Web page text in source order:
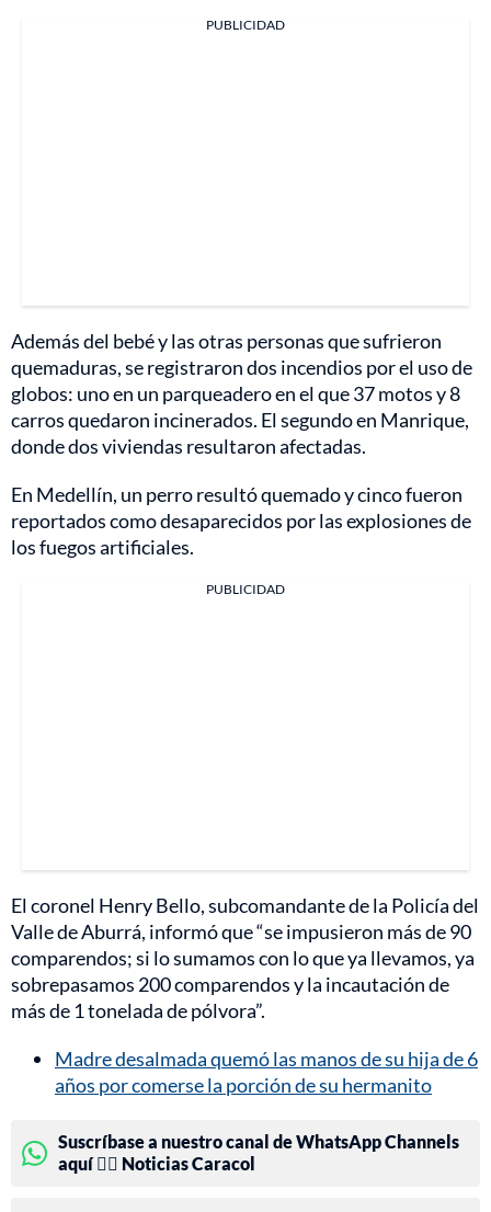
PUBLICIDAD
Además del bebé y las otras personas que sufrieron
quemaduras, se registraron dos incendios por el uso de
globos: uno en un parqueadero en el que 37 motos y 8
carros quedaron incinerados. El segundo en Manrique,
donde dos viviendas resultaron afectadas.
En Medellín, un perro resultó quemado y cinco fueron
reportados como desaparecidos por las explosiones de
los fuegos artificiales.
PUBLICIDAD
El coronel Henry Bello, subcomandante de la Policía del
Valle de Aburrá, informó que “se impusieron más de 90
comparendos; si lo sumamos con lo que ya llevamos, ya
sobrepasamos 200 comparendos y la incautación de
más de 1 tonelada de pólvora”.
Madre desalmada quemó las manos de su hija de 6
años por comerse la porción de su hermanito
Suscríbase a nuestro canal de WhatsApp Channels
aquí 👉🏻 Noticias Caracol